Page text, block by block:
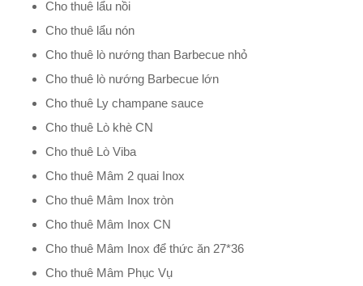
Cho thuê lẩu nồi
Cho thuê lẩu nón
Cho thuê lò nướng than Barbecue nhỏ
Cho thuê lò nướng Barbecue lớn
Cho thuê Ly champane sauce
Cho thuê Lò khè CN
Cho thuê Lò Viba
Cho thuê Mâm 2 quai Inox
Cho thuê Mâm Inox tròn
Cho thuê Mâm Inox CN
Cho thuê Mâm Inox để thức ăn 27*36
Cho thuê Mâm Phục Vụ